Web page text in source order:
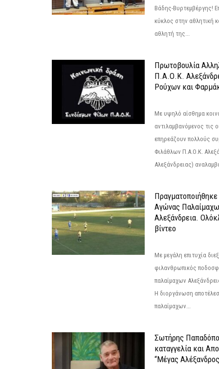
Βάδης-Βυρτεμβέργης!
κύκλος στην αθλητική
αθλητή της...
Πρωτοβουλία
Π.Α.Ο.Κ.
Ρούχων και
Με υψηλό αίσθημα
αντιλαμβανόμενος τις
επηρεάζουν πολλούς
Φιλάθλων Π.Α.Ο.Κ.
Αλεξάνδρειας)
Αγώνας
Αλεξάνδρεια.
βίντεο
Με μεγάλη επιτυχία
φιλανθρωπικός
παλαίμαχων
Η διοργάνωση
παλαίμαχων...
Σωτήρης
καταγγελία και
“Μέγας